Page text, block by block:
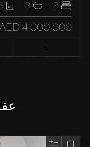
2
3
AED 4,000,000